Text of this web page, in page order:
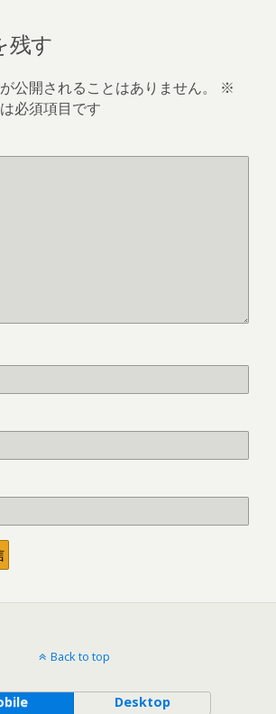
残す
公開されることはありません。
※
必須項目です
Back to top
Desktop